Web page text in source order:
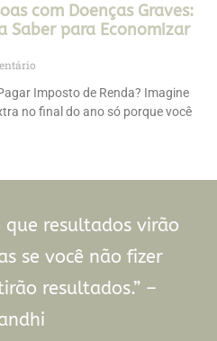
com Doenças Graves:
Saber para Economizar
Imposto de Renda? Imagine
no final do ano só porque você
que resultados virão
se você não fizer
resultados.” –